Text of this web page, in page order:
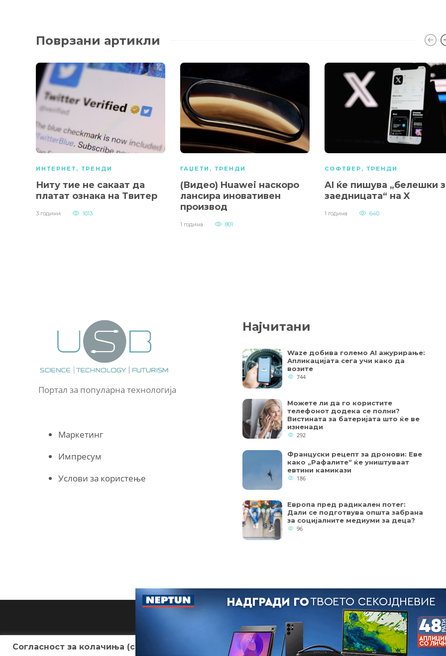
Поврзани артикли
ИНТЕРНЕТ, ТРЕНДИ
Ниту тие не сакаат да
платат ознака на Твитер
3 години 1013
ГАЏЕТИ , ТРЕНДИ
(Видео) Huawei наскоро
лансира иновативен
производ
1 година 801
СОФТВЕР , ТРЕНДИ
AI ќе пишува „белешки
заедницата“ на X
1 година 640
Портал за популарна технологија
Маркетинг
Импресум
Услови за користење
Најчитани
Waze добива големо AI ажурирање:
Апликацијата сега учи како да
возите
744
Можете ли да го користите
телефонот додека се полни?
Вистината за батеријата што ќе ве
изненади
292
Француски рецепт за дронови: Еве
како „Рафалите“ ќе уништуваат
евтини камикази
186
Европа пред радикален потег:
Дали се подготвува општа забрана
за социјалните медиуми за деца?
96
Copyright © 2018 - Member of IAB Macedonia
Согласност за колачиња (cookies)